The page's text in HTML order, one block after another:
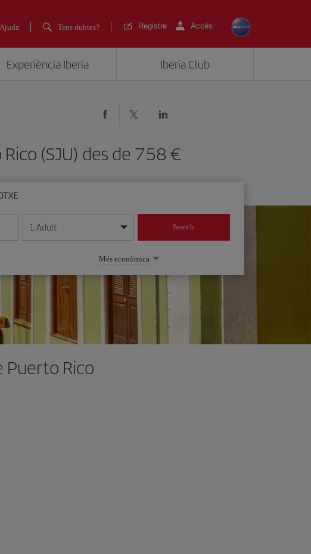
Ajuda Tens dubtes? Registre Accés
Experiència Iberia Iberia Club
Rico (SJU) des de 758
en format dia/mes/any
1 Adult Search
Més econòmica
Puerto Rico